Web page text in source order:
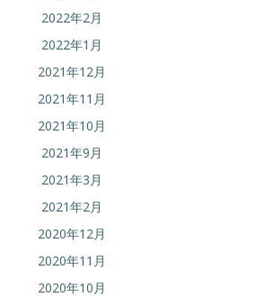
2022年2月
2022年1月
2021年12月
2021年11月
2021年10月
2021年9月
2021年3月
2021年2月
2020年12月
2020年11月
2020年10月